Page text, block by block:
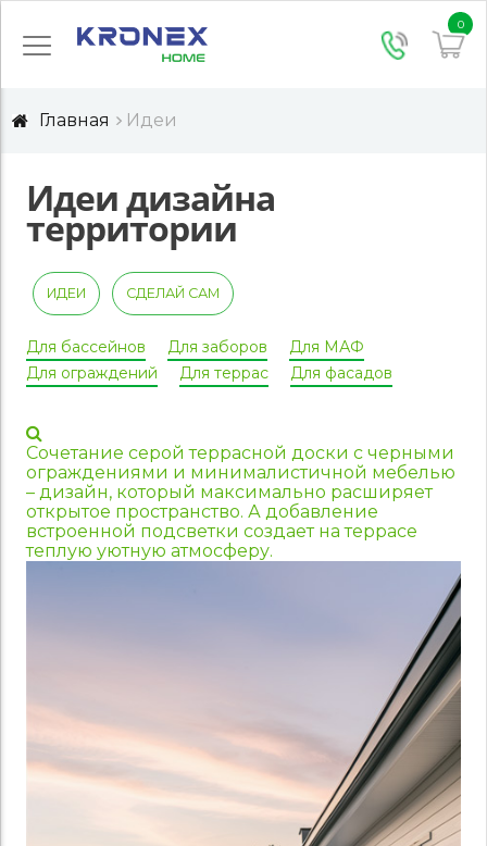
0
Главная Идеи
Идеи дизайна
территории
ИДЕИ СДЕЛАЙ САМ
Для бассейнов Для заборов
Для МАФ
Для ограждений
Для террас Для фасадов
Сочетание серой террасной доски с черными
ограждениями и минималистичной мебелью
– дизайн, который максимально расширяет
открытое пространство. А добавление
встроенной подсветки создает на террасе
теплую уютную атмосферу.